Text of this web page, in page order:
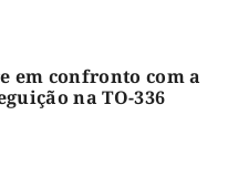
em confronto com a
na TO-336